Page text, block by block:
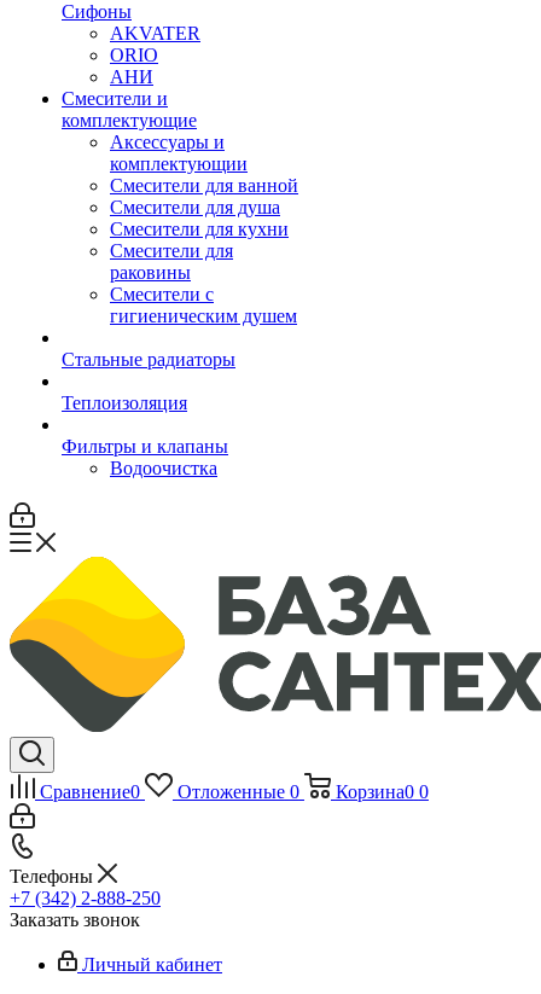
Сифоны
AKVATER
ORIO
АНИ
Смесители и
комплектующие
Аксессуары и
комплектующии
Смесители для ванной
Смесители для душа
Смесители для кухни
Смесители для
раковины
Смесители с
гигиеническим душем
Стальные радиаторы
Теплоизоляция
Фильтры и клапаны
Водоочистка
Сравнение0 Отложенные 0 Корзина0 0
Телефоны
+7 (342) 2-888-250
Заказать звонок
Личный кабинет